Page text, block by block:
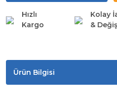
Hızlı
Kargo
Kolay
&
Ürün Bilgisi